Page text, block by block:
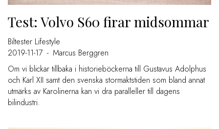
Test: Volvo S60 firar midsommar
Biltester Lifestyle
2019-11-17 - Marcus Berggren
Om vi blickar tillbaka i historieböckerna till Gustavus Adolphus
och Karl XII samt den svenska stormaktstiden som bland annat
utmärks av Karolinerna kan vi dra paralleller till dagens
bilindustri.